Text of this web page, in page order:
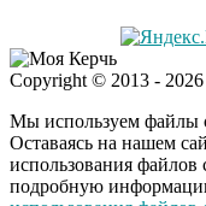
Copyright © 2013 -
Мы используем файлы
Оставаясь на нашем
использования файлов
подробную